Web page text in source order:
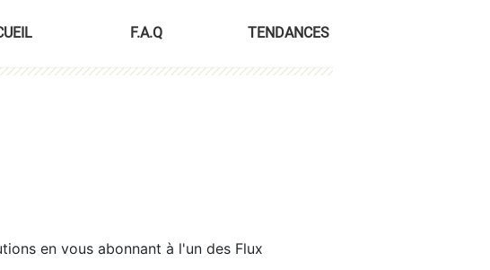
F.A.Q TENDANCES
en vous abonnant à l'un des Flux